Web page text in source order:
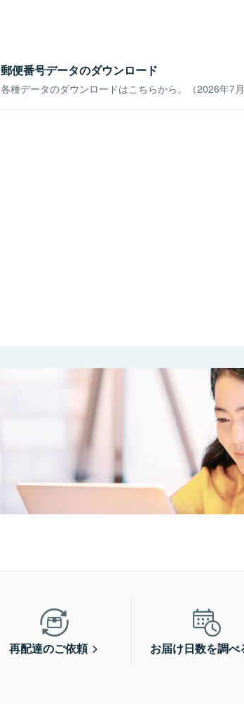
郵便番号データのダウンロード
各種データのダウンロードはこちらから。（2026年7月
再配達のご依頼 お届け日数を調べ